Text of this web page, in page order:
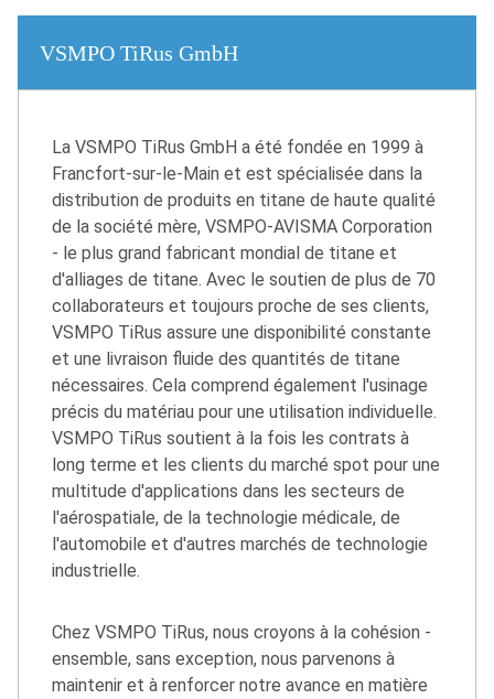
VSMPO TiRus GmbH
La VSMPO TiRus GmbH a été fondée en 1999 à
Francfort-sur-le-Main et est spécialisée dans la
distribution de produits en titane de haute qualité
de la société mère, VSMPO-AVISMA Corporation
- le plus grand fabricant mondial de titane et
d'alliages de titane. Avec le soutien de plus de 70
collaborateurs et toujours proche de ses clients,
VSMPO TiRus assure une disponibilité constante
et une livraison fluide des quantités de titane
nécessaires. Cela comprend également l'usinage
précis du matériau pour une utilisation individuelle.
VSMPO TiRus soutient à la fois les contrats à
long terme et les clients du marché spot pour une
multitude d'applications dans les secteurs de
l'aérospatiale, de la technologie médicale, de
l'automobile et d'autres marchés de technologie
industrielle.
Chez VSMPO TiRus, nous croyons à la cohésion -
ensemble, sans exception, nous parvenons à
maintenir et à renforcer notre avance en matière